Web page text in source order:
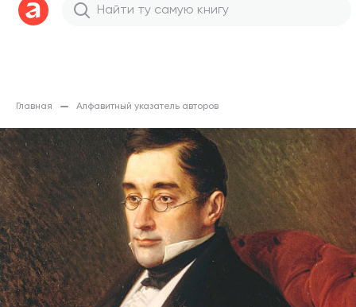
Главная Алфавитный указатель авторов